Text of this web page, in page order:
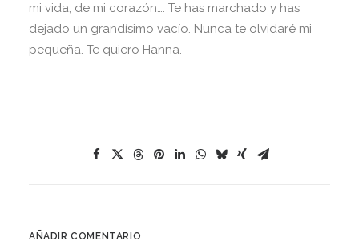
mi vida, de mi corazón…. Te has marchado y has
dejado un grandísimo vacío. Nunca te olvidaré mi
pequeña. Te quiero Hanna.
AÑADIR COMENTARIO